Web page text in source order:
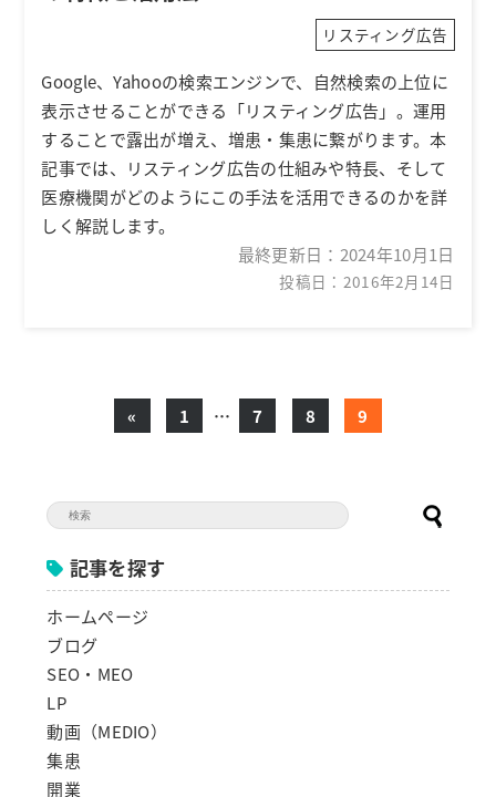
リスティング広告
Google、Yahooの検索エンジンで、自然検索の上位に
表示させることができる「リスティング広告」。運用
することで露出が増え、増患・集患に繋がります。本
記事では、リスティング広告の仕組みや特長、そして
医療機関がどのようにこの手法を活用できるのかを詳
しく解説します。
最終更新日： 2024年10月1日
投稿日：2016年2月14日
« 1 … 7 8 9
記事を探す
ホームページ
ブログ
SEO・MEO
LP
動画（MEDIO）
集患
開業